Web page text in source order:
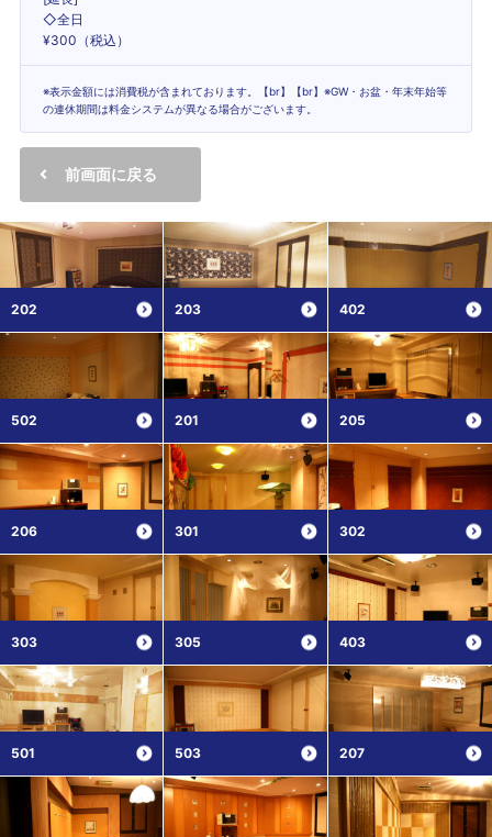
◇全日
¥300（税込）
※表示金額には消費税が含まれております。【br】【br】※GW・お盆・年末年始等
の連休期間は料金システムが異なる場合がございます。
前画面に戻る
202 203 402
502 201 205
206 301 302
303 305 403
501 503 207